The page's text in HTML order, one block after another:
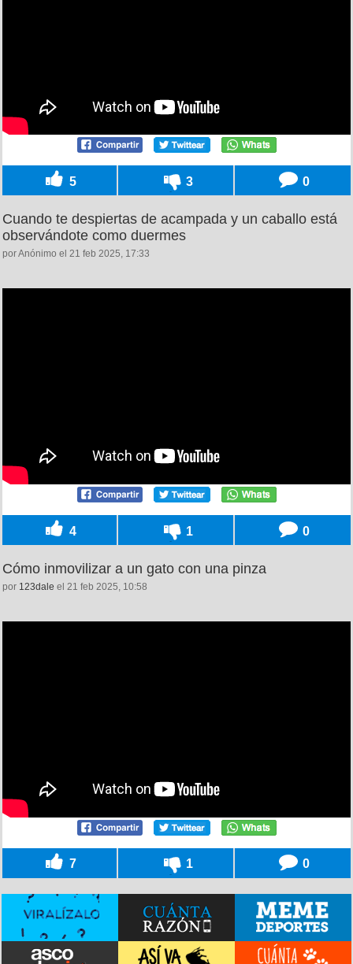
5 3 0
Cuando te despiertas de acampada y un caballo está
observándote como duermes
por Anónimo el 21 feb 2025, 17:33
4 1 0
Cómo inmovilizar a un gato con una pinza
por 123dale el 21 feb 2025, 10:58
7 1 0